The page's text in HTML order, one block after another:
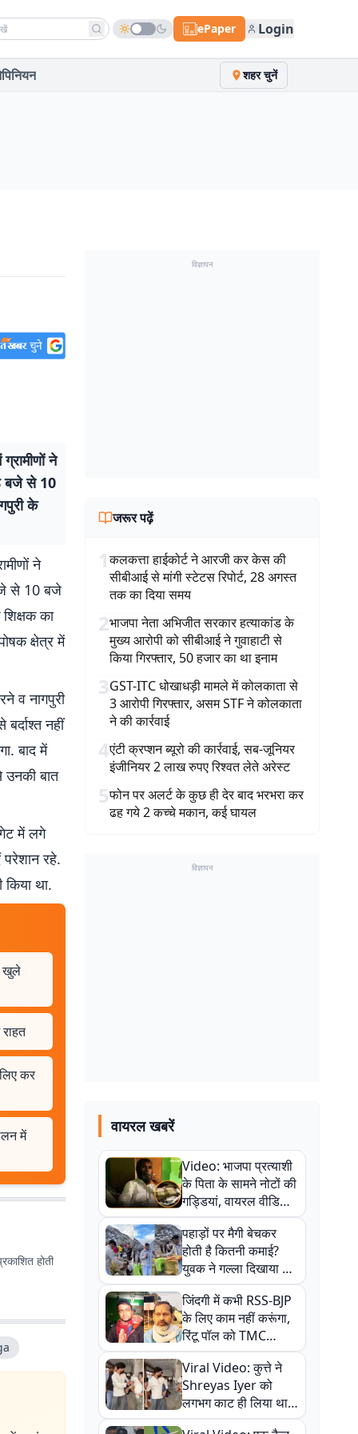
news ePaper Login
शहर चुनें
ने
बजे से 10
के
ने
से 10 बजे
का
क्षेत्र में
व नागपुरी
नहीं
बाद में
उनकी बात
में लगे
परेशान रहे.
था.
खुले
कर
में
होती
विज्ञापन
जरूर पढ़ें
1कलकत्ता हाईकोर्ट ने आरजी कर केस की
सीबीआई से मांगी स्टेटस रिपोर्ट, 28 अगस्त
तक का दिया समय
2भाजपा नेता अभिजीत सरकार हत्याकांड के
मुख्य आरोपी को सीबीआई ने गुवाहाटी से
किया गिरफ्तार, 50 हजार का था इनाम
3GST-ITC धोखाधड़ी मामले में कोलकाता से
3 आरोपी गिरफ्तार, असम STF ने कोलकाता
ने की कार्रवाई
4एंटी क्रप्शन ब्यूरो की कार्रवाई, सब-जूनियर
इंजीनियर 2 लाख रुपए रिश्वत लेते अरेस्ट
5फोन पर अलर्ट के कुछ ही देर बाद भरभरा कर
ढह गये 2 कच्चे मकान, कई घायल
विज्ञापन
वायरल खबरें
Video: भाजपा प्रत्याशी
के पिता के सामने नोटों की
गड्डियां, वायरल वीडियो
से राजनीति में उबाल,
अजित महतो बोले- TMC
की गंदी चाल
पहाड़ों पर मैगी बेचकर
होती है कितनी कमाई?
युवक ने गल्ला दिखाया तो
नौकरी वालों के खड़े हो गए
कान
जिंदगी में कभी RSS-BJP
के लिए काम नहीं करूंगा,
रिंटू पॉल को TMC
ऑफिस में ले जाकर पीटा,
Video वायरल
Viral Video: कुत्ते ने
Shreyas Iyer को
लगभग काट ही लिया था,
न्यूजीलैंड सीरीज से पहले